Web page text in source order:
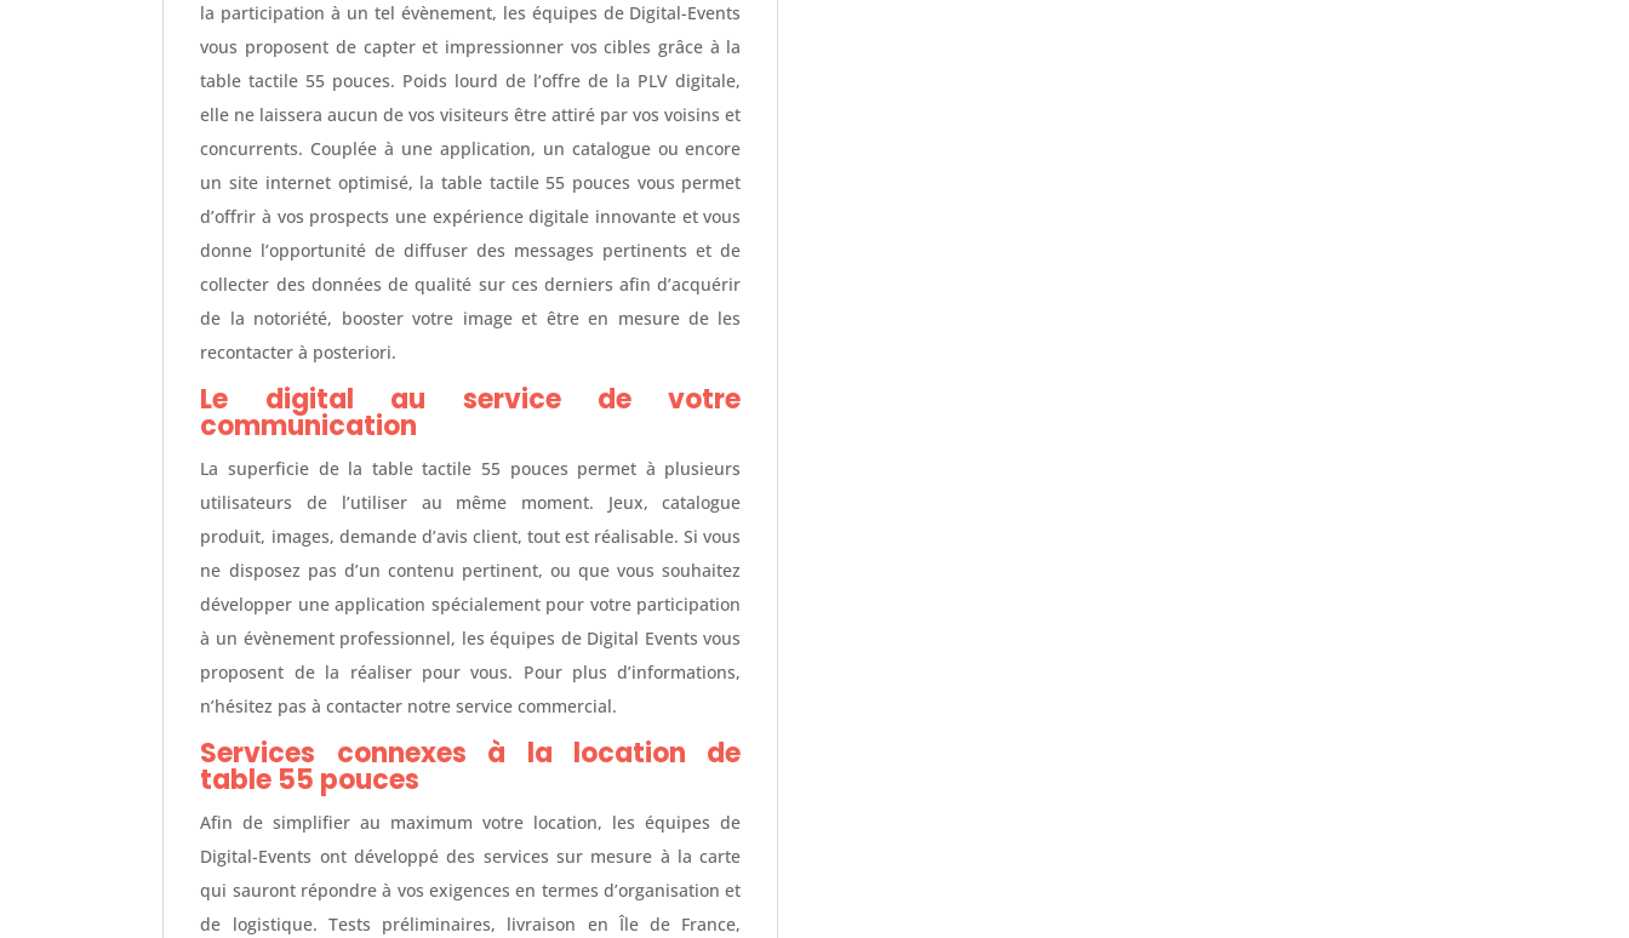
la participation à un tel évènement, les équipes de Digital-Events
vous proposent de capter et impressionner vos cibles grâce à la
table tactile 55 pouces. Poids lourd de l’offre de la PLV digitale,
elle ne laissera aucun de vos visiteurs être attiré par vos voisins et
concurrents. Couplée à une application, un catalogue ou encore
un site internet optimisé, la table tactile 55 pouces vous permet
d’offrir à vos prospects une expérience digitale innovante et vous
donne l’opportunité de diffuser des messages pertinents et de
collecter des données de qualité sur ces derniers afin d’acquérir
de la notoriété, booster votre image et être en mesure de les
recontacter à posteriori.
Le digital au service de votre
communication
La superficie de la table tactile 55 pouces permet à plusieurs
utilisateurs de l’utiliser au même moment. Jeux, catalogue
produit, images, demande d’avis client, tout est réalisable. Si vous
ne disposez pas d’un contenu pertinent, ou que vous souhaitez
développer une application spécialement pour votre participation
à un évènement professionnel, les équipes de Digital Events vous
proposent de la réaliser pour vous. Pour plus d’informations,
n’hésitez pas à contacter notre service commercial.
Services connexes à la location de
table 55 pouces
Afin de simplifier au maximum votre location, les équipes de
Digital-Events ont développé des services sur mesure à la carte
qui sauront répondre à vos exigences en termes d’organisation et
de logistique. Tests préliminaires, livraison en Île de France,